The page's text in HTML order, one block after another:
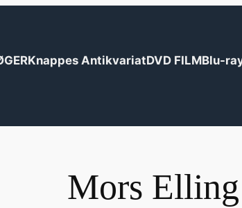
Knappes AntikvariatDVD FILMBlu-
Mors